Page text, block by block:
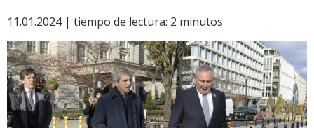
11.01.2024 | tiempo de lectura: 2 minutos